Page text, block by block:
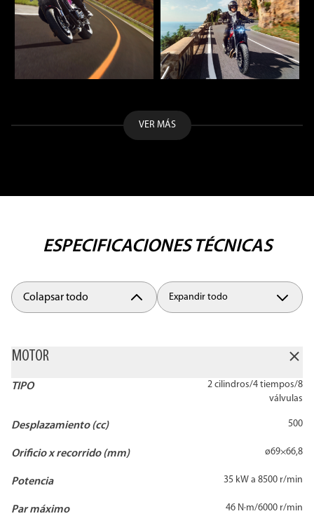
VER MÁS
ESPECIFICACIONES TÉCNICAS
Colapsar todo Expandir todo
MOTOR
TIPO
2 cilindros/4 tiempos/8
válvulas
Desplazamiento (cc) 500
Orificio x recorrido (mm) ø69×66,8
Potencia 35 kW a 8500 r/min
Par máximo 46 N·m/6000 r/min